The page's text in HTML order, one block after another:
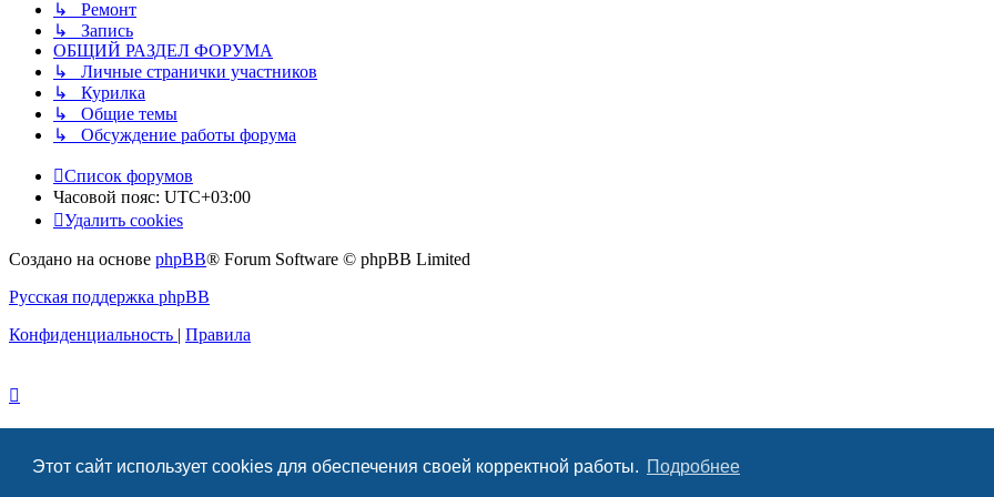
Этот сайт использует cookies для обеспечения своей корректной работы. Подробнее
↳ Ремонт
↳ Запись
ОБЩИЙ РАЗДЕЛ ФОРУМА
↳ Личные странички участников
↳ Курилка
↳ Общие темы
↳ Обсуждение работы форума
Список форумов
Часовой пояс: UTC+03:00
Удалить cookies
Создано на основе phpBB® Forum Software © phpBB Limited
Русская поддержка phpBB
Конфиденциальность | Правила